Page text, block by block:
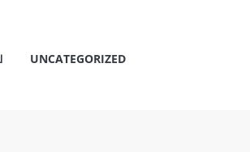
UNCATEGORIZED